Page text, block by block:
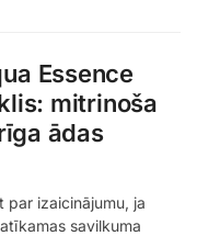
Essence
mitrinoša
ādas
par izaicinājumu, ja
savilkuma